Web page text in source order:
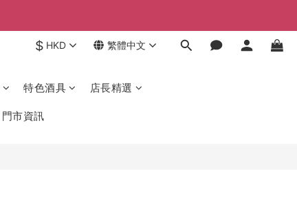
$ HKD 繁體中文
特色酒具 店長精選
門市資訊